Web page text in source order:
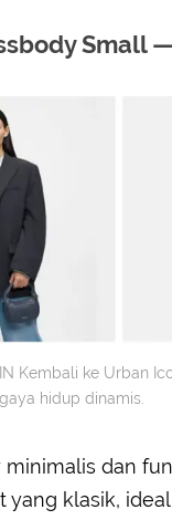
Small
Kembali ke Urban
hidup dinamis.
minimalis dan
yang klasik,